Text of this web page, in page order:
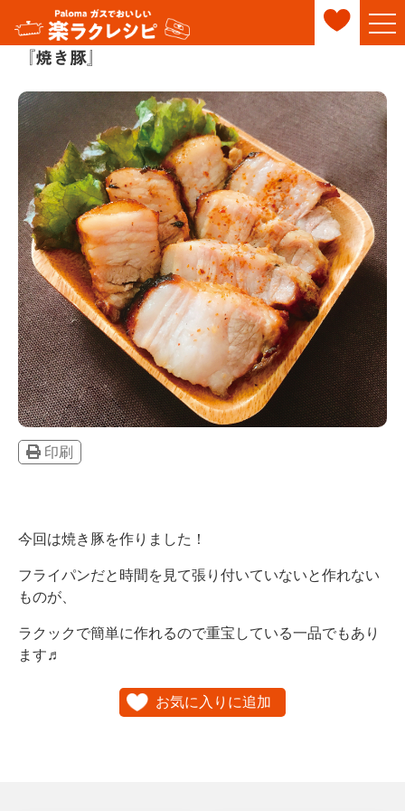
『焼き豚』
印刷
今回は焼き豚を作りました！
フライパンだと時間を見て張り付いていないと作れない
ものが、
ラクックで簡単に作れるので重宝している一品でもあり
ます♬
お気に入りに追加